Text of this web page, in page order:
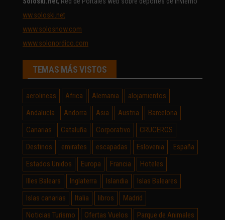
ww.soloski.net
www.solosnow.com
www.solonordico.com
TEMAS MÁS VISTOS
aerolineas Africa Alemania
alojamientos
Andalucía
Andorra Asia Austria
Barcelona
Canarias
Cataluña Corporativo
CRUCEROS
Destinos
emirates escapadas Eslovenia
España
Estados Unidos
Europa Francia
Hoteles
Illes Balears
Inglaterra Islandia
Islas Baleares
Islas canarias
Italia libros
Madrid
Noticias Turismo
Ofertas Vuelos
Parque de Animales